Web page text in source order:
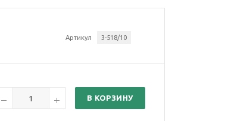
Артикул 3-518/10
В КОРЗИНУ